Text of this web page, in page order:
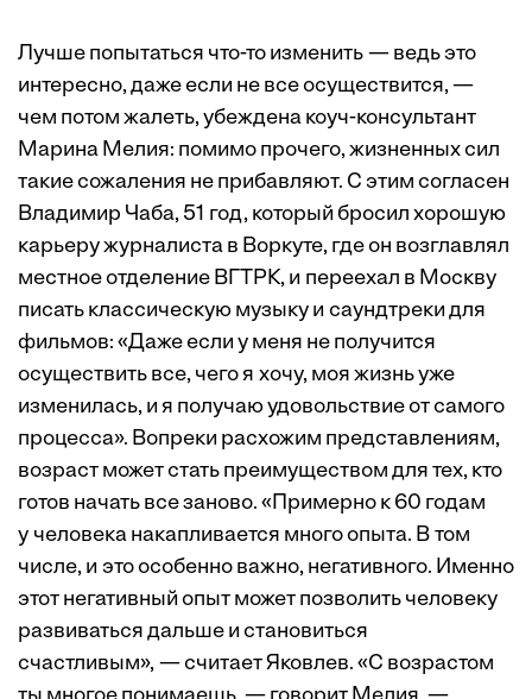
Лучше попытаться что-то изменить — ведь это
интересно, даже если не все осуществится, —
чем потом жалеть, убеждена коуч-консультант
Марина Мелия: помимо прочего, жизненных сил
такие сожаления не прибавляют. С этим согласен
Владимир Чаба, 51 год, который бросил хорошую
карьеру журналиста в Воркуте, где он возглавлял
местное отделение ВГТРК, и переехал в Москву
писать классическую музыку и саундтреки для
фильмов: «Даже если у меня не получится
осуществить все, чего я хочу, моя жизнь уже
изменилась, и я получаю удовольствие от самого
процесса». Вопреки расхожим представлениям,
возраст может стать преимуществом для тех, кто
готов начать все заново. «Примерно к 60 годам
у человека накапливается много опыта. В том
числе, и это особенно важно, негативного. Именно
этот негативный опыт может позволить человеку
развиваться дальше и становиться
счастливым», — считает Яковлев. «С возрастом